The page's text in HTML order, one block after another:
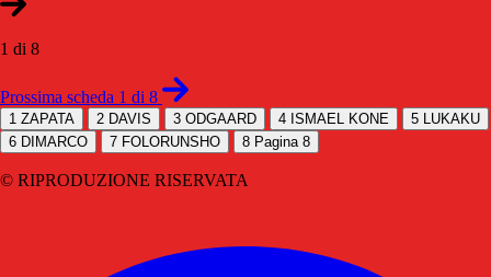
1 di 8
Prossima scheda 1 di 8
1 ZAPATA 2 DAVIS 3 ODGAARD 4 ISMAEL KONE 5
LUKAKU
6 DIMARCO 7 FOLORUNSHO 8 Pagina 8
© RIPRODUZIONE RISERVATA